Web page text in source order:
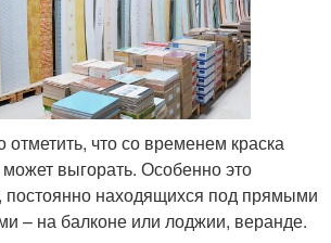
что со временем краска
выгорать. Особенно это
постоянно находящихся под прямыми
– на балконе или лоджии, веранде.